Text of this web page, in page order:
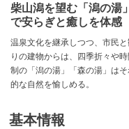
柴山潟を望む「潟の湯
で安らぎと癒しを体感
温泉文化を継承しつつ、市民
りの建物からは、四季折々や
制の「潟の湯」「森の湯」は
的な自然を愉しめる。
基本情報